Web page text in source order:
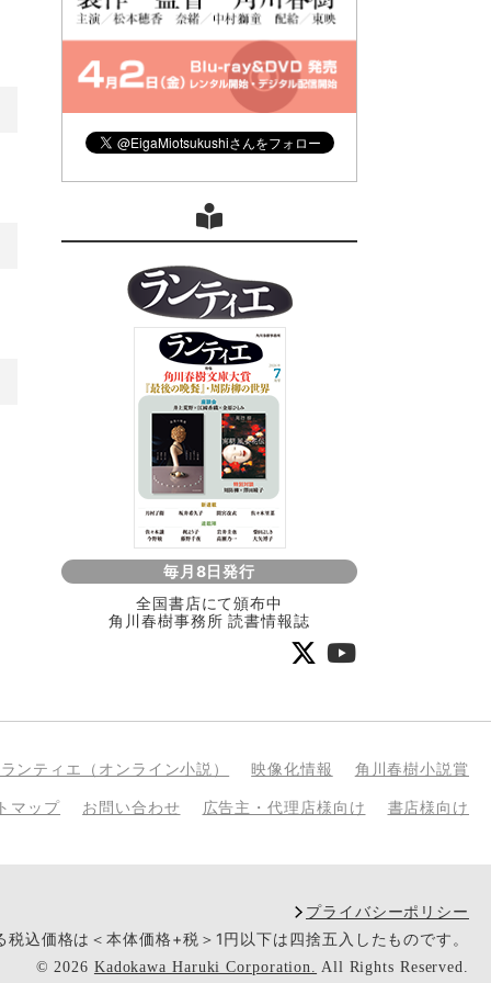
毎月8日発行
全国書店にて頒布中
角川春樹事務所 読書情報誌
ンティエ（オンライン小説） 映像化情報 角川春樹小説賞
マップ お問い合わせ 広告主・代理店様向け 書店様向け
プライバシーポリシー
込価格は＜本体価格+税＞1円以下は四捨五入したものです。
© 2026 Kadokawa Haruki Corporation. All Rights Reserved.